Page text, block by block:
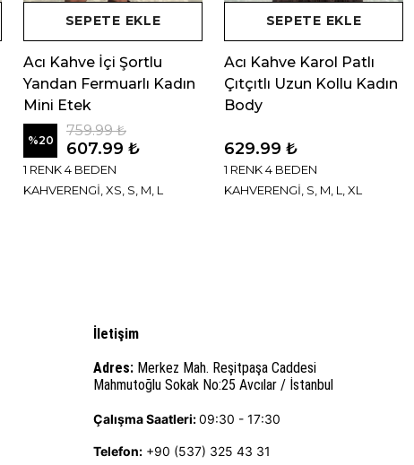
SEPETE EKLE
Acı Kahve İçi Şortlu
Yandan Fermuarlı Kadın
Mini Etek
%20
759.99 ₺
607.99 ₺
1 RENK 4 BEDEN
KAHVERENGİ, XS, S, M, L
SEPETE EKLE
Acı Kahve Karol Patlı
Çıtçıtlı Uzun Kollu Kadın
Body
629.99 ₺
1 RENK 4 BEDEN
KAHVERENGİ, S, M, L, XL
İletişim
Adres: Merkez Mah. Reşitpaşa Caddesi
Mahmutoğlu Sokak No:25 Avcılar / İstanbul
Çalışma Saatleri:09:30 - 17:30
Telefon: +90 (537) 325 43 31